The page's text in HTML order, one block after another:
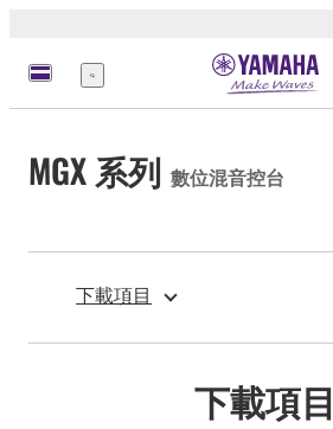
選
單
MGX 系列 數位混音控台
下載項目
下載項目